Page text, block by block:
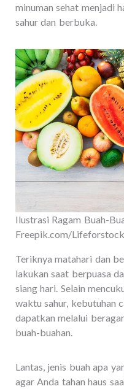
minuman sehat menjadi
sahur dan berbuka.
Ilustrasi Ragam Buah-
Freepik.com/Lifeforstock
Teriknya matahari dan
lakukan saat berpuasa
siang hari. Selain
waktu sahur, kebutuhan
dapatkan melalui
buah-buahan.
Lantas, jenis buah apa
agar Anda tahan haus